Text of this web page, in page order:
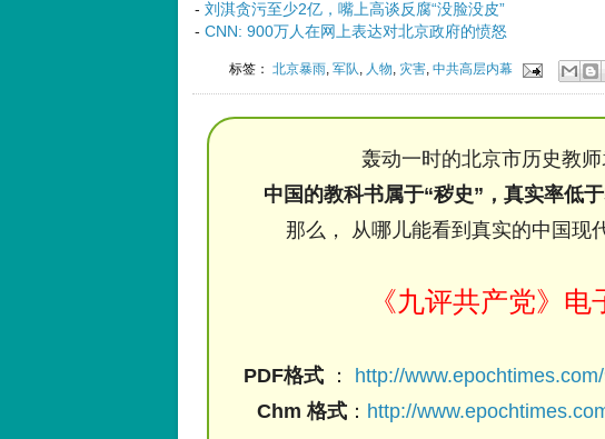
- 刘淇贪污至少2亿，嘴上高谈反腐“没脸没皮”
- CNN: 900万人在网上表达对北京政府的愤怒
标签：北京暴雨 ,军队 人物 灾害 ,中共高层内幕
轰动一时的北京市历史教
中国的教科书属于“秽史”，真实率低
那么， 从哪儿能看到真实的中国现
《九评共产党》
PDF格式 ： http://
Chm 格式 ： http://